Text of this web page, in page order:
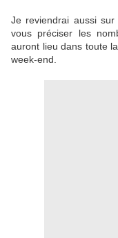
Je reviendrai aussi
vous préciser les
auront lieu dans toute
week-end.